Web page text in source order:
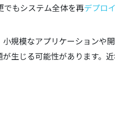
でもシステム全体を再デプロイ
規模なアプリケーションや
生じる可能性があります。